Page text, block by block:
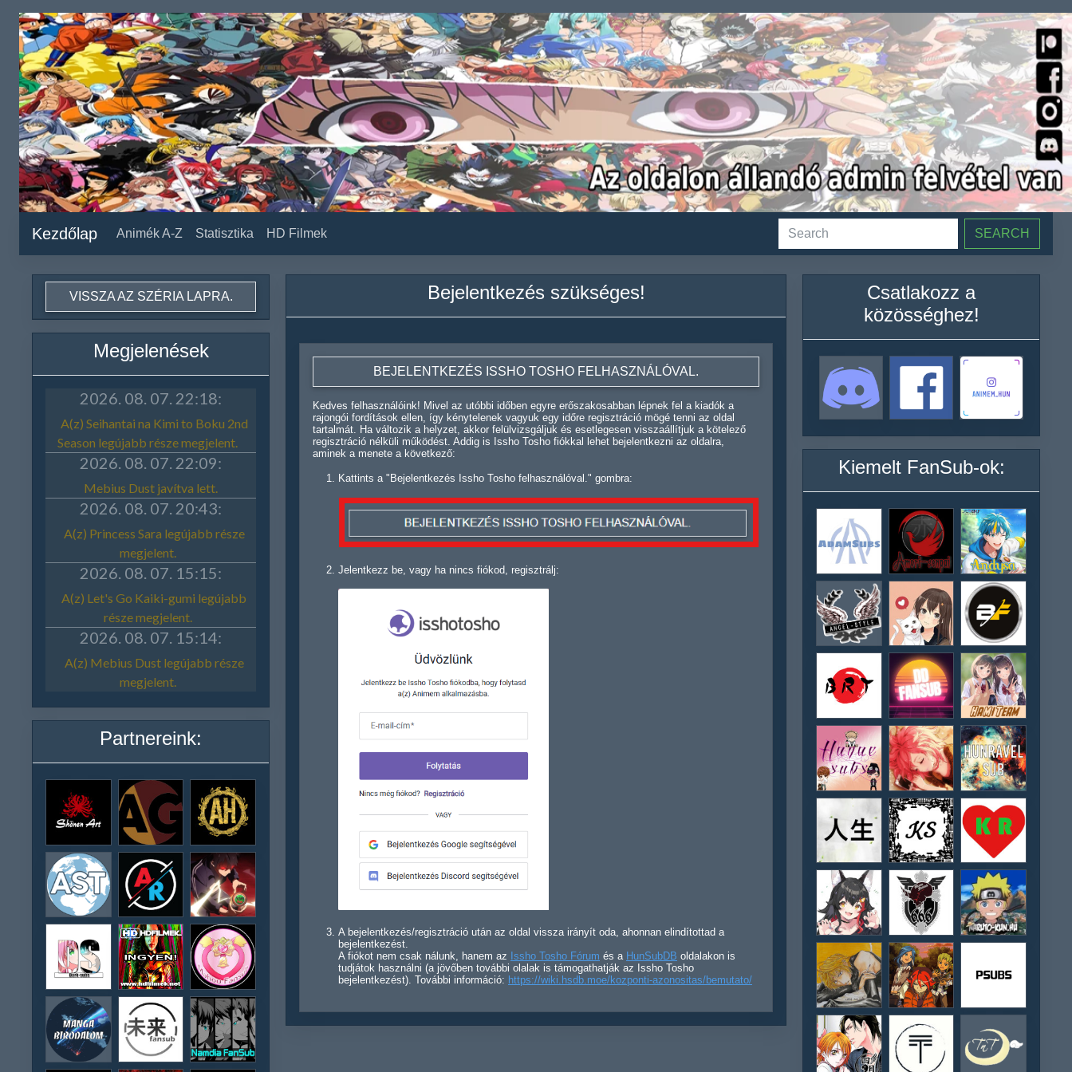
Kezdőlap Animék A-Z Statisztika HD Filmek SEARCH
VISSZA AZ SZÉRIA LAPRA.
Megjelenések
Partnereink:
Bejelentkezés szükséges!
BEJELENTKEZÉS ISSHO TOSHO FELHASZNÁLÓVAL.
Kedves felhasználóink! Mivel az utóbbi időben egyre erőszakosabban lépnek fel a kiadók a
rajongói fordítások ellen, így kénytelenek vagyuk egy időre regisztráció mögé tenni az oldal
tartalmát. Ha változik a helyzet, akkor felülvizsgáljuk és esetlegesen visszaállítjuk a kötelező
regisztráció nélküli működést. Addig is Issho Tosho fiókkal lehet bejelentkezni az oldalra,
aminek a menete a következő:
Kattints a "Bejelentkezés Issho Tosho felhasználóval." gombra:
Jelentkezz be, vagy ha nincs fiókod, regisztrálj:
A bejelentkezés/regisztráció után az oldal vissza irányít oda, ahonnan elindítottad a
bejelentkezést.
A fiókot nem csak nálunk, hanem az Issho Tosho Fórum és a HunSubDB oldalakon is
tudjátok használni (a jövőben további olalak is támogathatják az Issho Tosho
bejelentkezést). További információ: https://wiki.hsdb.moe/kozponti-azonositas/bemutato/
Csatlakozz a
közösséghez!
Kiemelt FanSub-ok: